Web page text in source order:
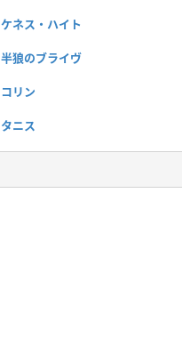
ケネス・ハイト
半狼のブライヴ
コリン
タニス